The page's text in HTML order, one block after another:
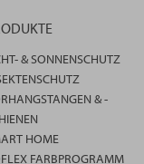
& SONNENSCHUTZ
& -
HOME
FARBPROGRAMM